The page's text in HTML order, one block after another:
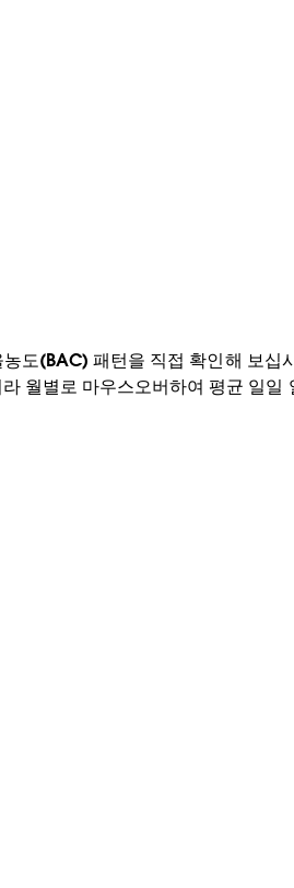
도(BAC) 패턴을 직접 확인해 보십
월별로 마우스오버하여 평균 일일